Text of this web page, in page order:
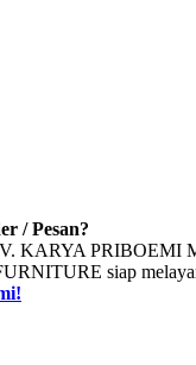
/ Pesan?
KARYA PRIBOEMI
siap